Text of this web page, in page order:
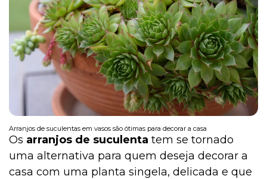
Outros Pets
Casa & Piscina
Jardinagem
Institucional
Arranjos de suculentas em vasos são ótimas para decorar a casa
Os arranjos de suculenta tem se tornado
uma alternativa para quem deseja decorar a
casa com uma planta singela, delicada e que